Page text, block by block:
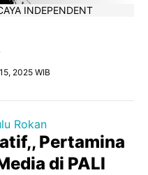
INDEPENDENT
2025 WIB
Rokan
Pertamina
di PALI